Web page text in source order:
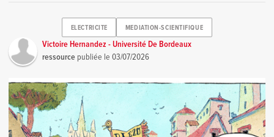
ELECTRICITE MEDIATION-SCIENTIFIQUE
Victoire Hernandez - Université De Bordeaux
ressource publiée le03/07/2026